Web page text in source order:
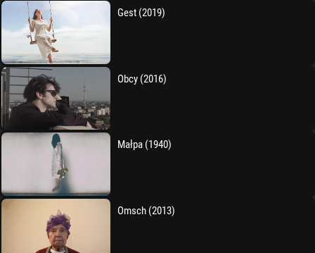
Gest (2019)
Obcy (2016)
Małpa (1940)
Omsch (2013)